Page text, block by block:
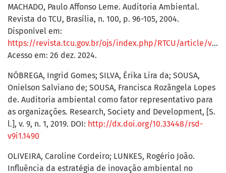
MACHADO, Paulo Affonso Leme. Auditoria Ambiental.
Revista do TCU, Brasília, n. 100, p. 96-105, 2004.
Disponível em:
https://revista.tcu.gov.br/ojs/index.php/RTCU/article/view/661
Acesso em: 26 dez. 2024.
NÓBREGA, Ingrid Gomes; SILVA, Érika Lira da; SOUSA,
Onielson Salviano de; SOUSA, Francisca Rozângela Lopes
de. Auditoria ambiental como fator representativo para
as organizações. Research, Society and Development, [S.
l.], v. 9, n. 1, 2019. DOI: http://dx.doi.org/10.33448/rsd-
v9i1.1490
OLIVEIRA, Caroline Cordeiro; LUNKES, Rogério João.
Influência da estratégia de inovação ambiental no